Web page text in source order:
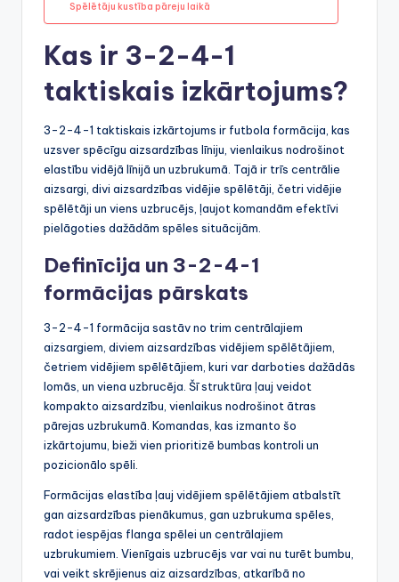
Spēlētāju kustība pāreju laikā
Kas ir 3-2-4-1
taktiskais izkārtojums?
3-2-4-1 taktiskais izkārtojums ir futbola formācija, kas
uzsver spēcīgu aizsardzības līniju, vienlaikus nodrošinot
elastību vidējā līnijā un uzbrukumā. Tajā ir trīs centrālie
aizsargi, divi aizsardzības vidējie spēlētāji, četri vidējie
spēlētāji un viens uzbrucējs, ļaujot komandām efektīvi
pielāgoties dažādām spēles situācijām.
Definīcija un 3-2-4-1
formācijas pārskats
3-2-4-1 formācija sastāv no trim centrālajiem
aizsargiem, diviem aizsardzības vidējiem spēlētājiem,
četriem vidējiem spēlētājiem, kuri var darboties dažādās
lomās, un viena uzbrucēja. Šī struktūra ļauj veidot
kompakto aizsardzību, vienlaikus nodrošinot ātras
pārejas uzbrukumā. Komandas, kas izmanto šo
izkārtojumu, bieži vien prioritizē bumbas kontroli un
pozicionālo spēli.
Formācijas elastība ļauj vidējiem spēlētājiem atbalstīt
gan aizsardzības pienākumus, gan uzbrukuma spēles,
radot iespējas flanga spēlei un centrālajiem
uzbrukumiem. Vienīgais uzbrucējs var vai nu turēt bumbu,
vai veikt skrējienus aiz aizsardzības, atkarībā no